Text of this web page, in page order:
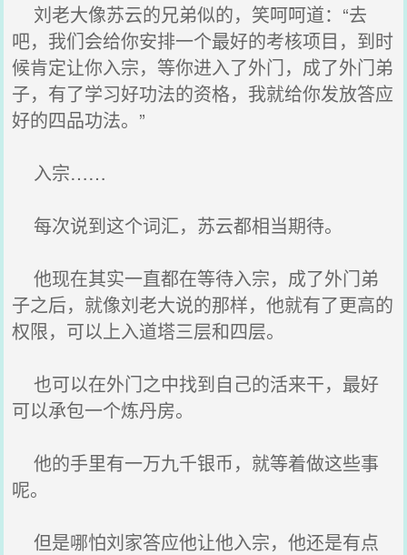
刘老大像苏云的兄弟似的，笑呵呵道：“去
吧，我们会给你安排一个最好的考核项目，到时
候肯定让你入宗，等你进入了外门，成了外门弟
子，有了学习好功法的资格，我就给你发放答应
好的四品功法。”
入宗……
每次说到这个词汇，苏云都相当期待。
他现在其实一直都在等待入宗，成了外门弟
子之后，就像刘老大说的那样，他就有了更高的
权限，可以上入道塔三层和四层。
也可以在外门之中找到自己的活来干，最好
可以承包一个炼丹房。
他的手里有一万九千银币，就等着做这些事
呢。
但是哪怕刘家答应他让他入宗，他还是有点